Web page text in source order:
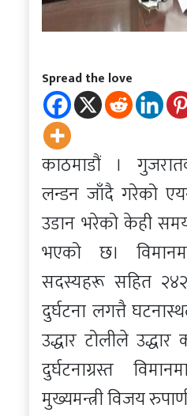
Spread the love
काठमाडौं ।
लन्डन जाँदै गरेको
उडान भरेको केही
भएको छ।
सदस्यहरू सहित
दुर्घटना लगत्तै
उद्धार टोलीले
दुर्घटनाग्रस्त
मुख्यमन्त्री विजय